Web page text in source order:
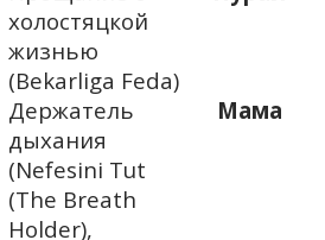
холостяцкой
жизнью
(Bekarliga Feda)
Держатель
дыхания
(Nefesini Tut
(The Breath
Holder),
Мама